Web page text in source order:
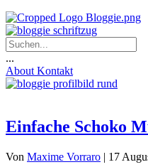
...
About Kontakt
Einfache Schoko
Von Maxime Vorraro | 17